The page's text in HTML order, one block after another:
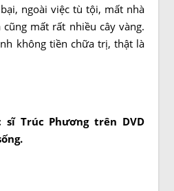
ngoài việc tù tội, mất nhà
mất rất nhiều cây vàng.
không tiền chữa trị, thật là
sĩ Trúc Phương trên DVD